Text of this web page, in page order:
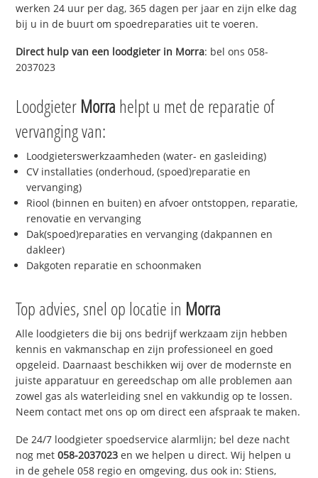
werken 24 uur per dag, 365 dagen per jaar en zijn elke dag
bij u in de buurt om spoedreparaties uit te voeren.
Direct hulp van een loodgieter in Morra: bel ons 058-
2037023
Loodgieter Morra helpt u met de reparatie of
vervanging van:
Loodgieterswerkzaamheden (water- en gasleiding)
CV installaties (onderhoud, (spoed)reparatie en
vervanging)
Riool (binnen en buiten) en afvoer ontstoppen, reparatie,
renovatie en vervanging
Dak(spoed)reparaties en vervanging (dakpannen en
dakleer)
Dakgoten reparatie en schoonmaken
Top advies, snel op locatie in Morra
Alle loodgieters die bij ons bedrijf werkzaam zijn hebben
kennis en vakmanschap en zijn professioneel en goed
opgeleid. Daarnaast beschikken wij over de modernste en
juiste apparatuur en gereedschap om alle problemen aan
zowel gas als waterleiding snel en vakkundig op te lossen.
Neem contact met ons op om direct een afspraak te maken.
De 24/7 loodgieter spoedservice alarmlijn; bel deze nacht
nog met058-2037023 en we helpen u direct. Wij helpen u
in de gehele 058 regio en omgeving, dus ook in: Stiens,